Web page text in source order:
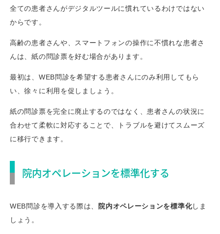
全ての患者さんがデジタルツールに慣れているわけではない
からです。
高齢の患者さんや、スマートフォンの操作に不慣れな患者さ
んは、紙の問診票を好む場合があります。
最初は、WEB問診を希望する患者さんにのみ利用してもら
い、徐々に利用を促しましょう。
紙の問診票を完全に廃止するのではなく、患者さんの状況に
合わせて柔軟に対応することで、トラブルを避けてスムーズ
に移行できます。
院内オペレーションを標準化する
WEB問診を導入する際は、 院内オペレーションを標準化しま
しょう。